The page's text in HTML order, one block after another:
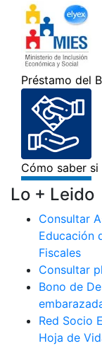
Lo + Leido
Consultar
Educación
Fiscales
Consultar
Bono de
Red Socio
Hoja de